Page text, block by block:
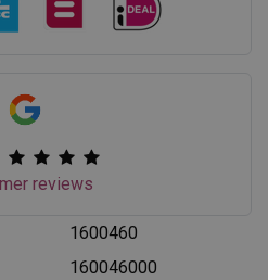
reviews
1600460
160046000